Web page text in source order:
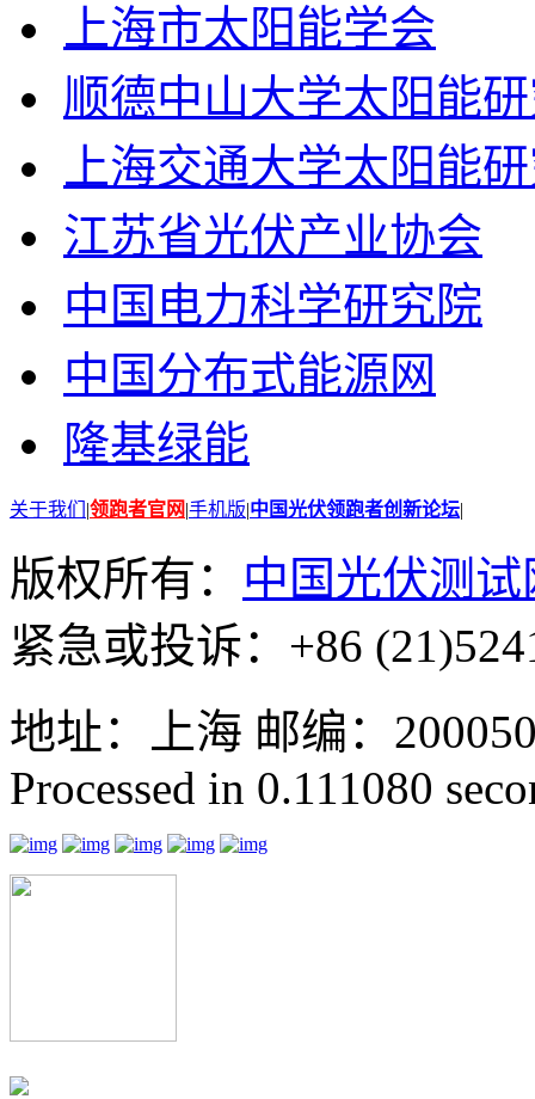
上海市太阳能学会
顺德中山大学太阳能
上海交通大学太阳能
江苏省光伏产业协会
中国电力科学研究院
中国分布式能源网
隆基绿能
关于我们 |领跑者官网|手机版|中国光伏领跑者创新论坛|
版权所有： 中国光伏测试
紧急或投诉：+86
地址：上海 邮编：
Processed in 0.111080